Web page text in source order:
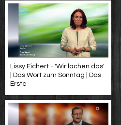
Lissy Eichert - 'Wir lachen das'
| Das Wort zum Sonntag | Das
Erste